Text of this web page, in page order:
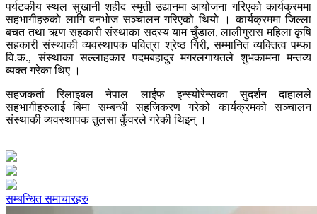
पर्यटकीय स्थल सुखानी शहीद स्मृती उद्यानमा आयोजना गरिएको कार्यक्रममा
सहभागीहरुको लागि वनभोज सञ्चालन गरिएको थियो । कार्यक्रममा जिल्ला
बचत तथा ऋण सहकारी संस्थाका सदस्य याम चुँडाल, लालीगुरास महिला कृषि
सहकारी संस्थाकी व्यवस्थापक पवित्रा श्रेष्ठ गिरी, सम्मानित व्यक्तित्व पम्फा
वि.क., संस्थाका सल्लाहकार पदमबहादुर मगरलगायतले शुभकामना मन्तव्य
व्यक्त गरेका थिए ।
सहजकर्ता रिलाइबल नेपाल लाईफ इन्स्योरेन्सका सुदर्शन दाहालले
सहभागीहरुलाई बिमा सम्बन्धी सहजिकरण गरेको कार्यक्रमको सञ्चालन
संस्थाकी व्यवस्थापक तुलसा कुँवरले गरेकी थिइन् ।
सम्बन्धित समाचारहरु